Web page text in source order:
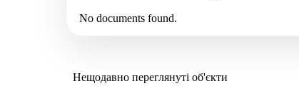
No documents found.
Нещодавно переглянуті об'єкти